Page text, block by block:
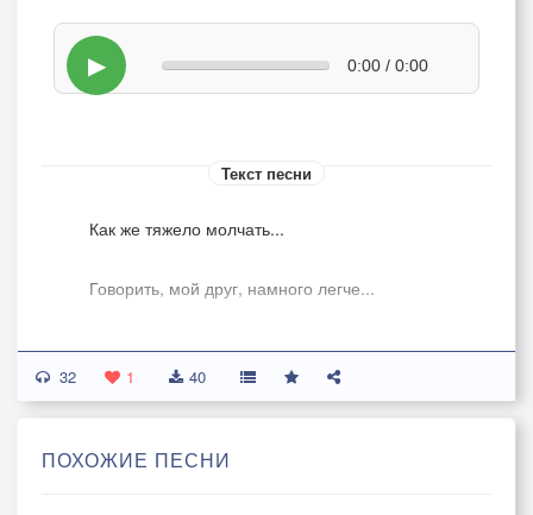
▶ 0:00 / 0:00
Текст песни
Как же тяжело молчать...
Говорить, мой друг, намного легче...
Но молчание учит - прощать...
Вместо ссоры рождает - надежду...
32 1 40
ПОХОЖИЕ ПЕСНИ